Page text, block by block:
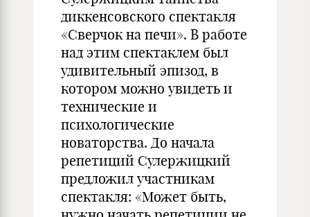
диккенсовского спектакля
«Сверчок на печи». В работе
над этим спектаклем был
удивительный эпизод, в
котором можно увидеть и
технические и
психологические
новаторства. До начала
репетиций Сулержицкий
предложил участникам
спектакля: «Может быть,